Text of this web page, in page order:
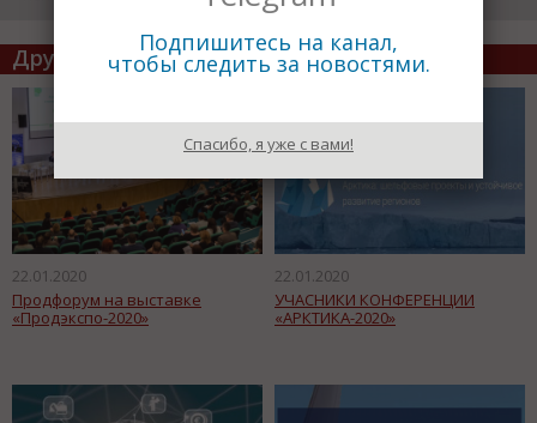
Другие статьи по теме
22.01.2020
Продфорум на выставке
«Продэкспо-2020»
22.01.2020
УЧАСНИКИ КОНФЕРЕНЦИИ
«АРКТИКА-2020»
Подпишитесь на канал,
чтобы следить за новостями.
Спасибо, я уже с вами!